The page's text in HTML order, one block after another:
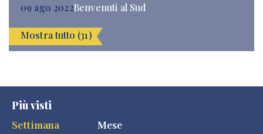
09 ago 2022Benvenuti al Sud
Mostra tutto (31)
Più visti
Settimana
Mese